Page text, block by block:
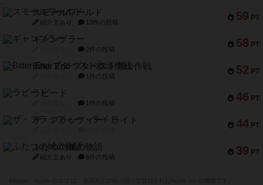
59 PT
スモールワールド
紹介文あり 13件の投稿
58 PT
ギャンブラー
2件の投稿
52 PT
Bitter End ブタペスト救出作戦
1件の投稿
46 PT
ラピード
1件の投稿
44 PT
ザ・フラッフィー・ライト
39 PT
ふたつの城の物語
紹介文あり 6件の投稿